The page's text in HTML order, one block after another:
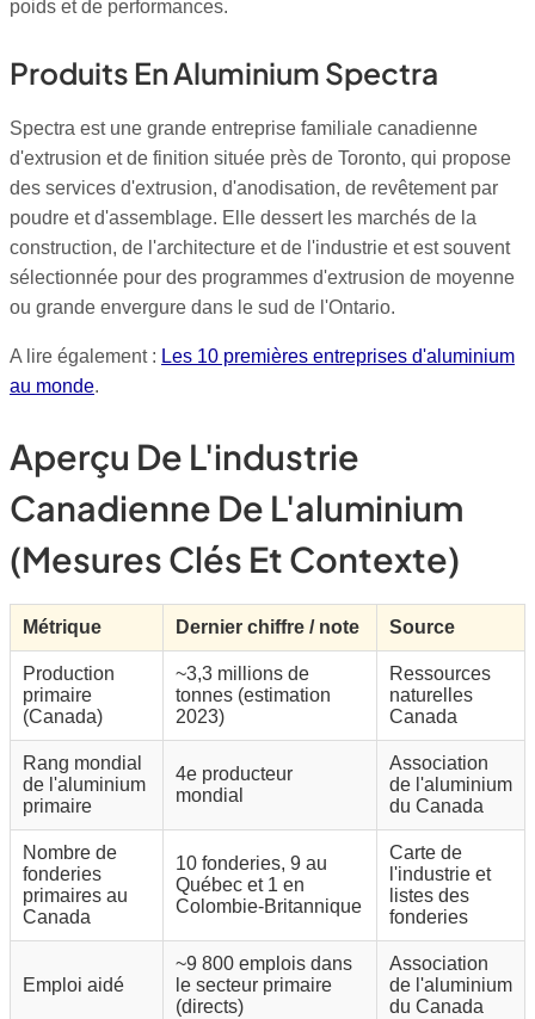
poids et de performances.
Produits En Aluminium Spectra
Spectra est une grande entreprise familiale canadienne
d'extrusion et de finition située près de Toronto, qui propose
des services d'extrusion, d'anodisation, de revêtement par
poudre et d'assemblage. Elle dessert les marchés de la
construction, de l'architecture et de l'industrie et est souvent
sélectionnée pour des programmes d'extrusion de moyenne
ou grande envergure dans le sud de l'Ontario.
A lire également : Les 10 premières entreprises d'aluminium
au monde.
Aperçu De L'industrie
Canadienne De L'aluminium
(mesures Clés Et Contexte)
Métrique Dernier chiffre / note Source
Production
primaire
(Canada)
~3,3 millions de
tonnes (estimation
2023)
Ressources
naturelles
Canada
Rang mondial
de l'aluminium
primaire
4e producteur
mondial
Association
de l'aluminium
du Canada
Nombre de
fonderies
primaires au
Canada
10 fonderies, 9 au
Québec et 1 en
Colombie-Britannique
Carte de
l'industrie et
listes des
fonderies
Emploi aidé
~9 800 emplois dans
le secteur primaire
(directs)
Association
de l'aluminium
du Canada